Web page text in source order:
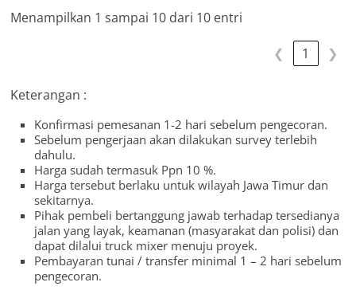
Menampilkan 1 sampai 10 dari 10 entri
❮ 1 ❯
Keterangan :
Konfirmasi pemesanan 1-2 hari sebelum pengecoran.
Sebelum pengerjaan akan dilakukan survey terlebih
dahulu.
Harga sudah termasuk Ppn 10 %.
Harga tersebut berlaku untuk wilayah Jawa Timur dan
sekitarnya.
Pihak pembeli bertanggung jawab terhadap tersedianya
jalan yang layak, keamanan (masyarakat dan polisi) dan
dapat dilalui truck mixer menuju proyek.
Pembayaran tunai / transfer minimal 1 – 2 hari sebelum
pengecoran.